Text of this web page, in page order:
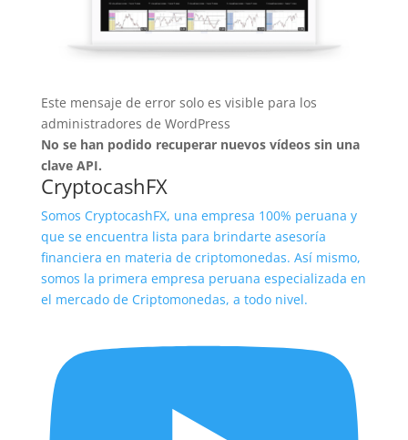
Este mensaje de error solo es visible para los
administradores de WordPress
No se han podido recuperar nuevos vídeos sin una
clave API.
CryptocashFX
Somos CryptocashFX, una empresa 100% peruana y
que se encuentra lista para brindarte asesoría
financiera en materia de criptomonedas. Así mismo,
somos la primera empresa peruana especializada en
el mercado de Criptomonedas, a todo nivel.